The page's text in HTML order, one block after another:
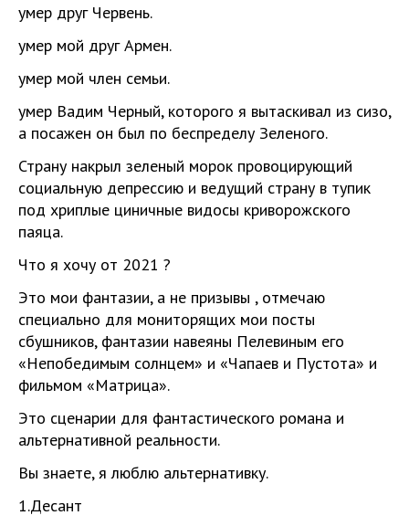
умер друг Червень.
умер мой друг Армен.
умер мой член семьи.
умер Вадим Черный, которого я вытаскивал из сизо,
а посажен он был по беспределу Зеленого.
Страну накрыл зеленый морок провоцирующий
социальную депрессию и ведущий страну в тупик
под хриплые циничные видосы криворожского
паяца.
Что я хочу от 2021 ?
Это мои фантазии, а не призывы , отмечаю
специально для мониторящих мои посты
сбушников, фантазии навеяны Пелевиным его
«Непобедимым солнцем» и «Чапаев и Пустота» и
фильмом «Матрица».
Это сценарии для фантастического романа и
альтернативной реальности.
Вы знаете, я люблю альтернативку.
1.Десант